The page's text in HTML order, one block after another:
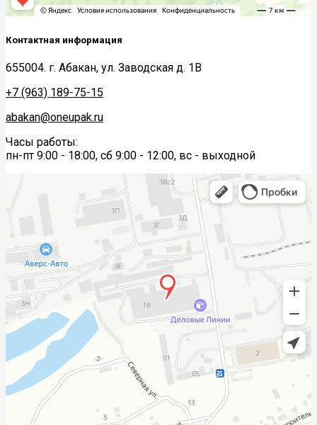
Контактная информация
655004. г. Абакан, ул. Заводская д. 1В
+7 (963) 189-75-15
abakan@oneupak.ru
Часы работы:
пн-пт 9:00 - 18:00, сб 9:00 - 12:00, вс - выходной